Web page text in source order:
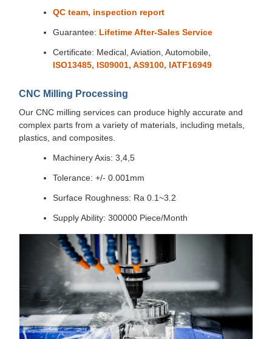
QC team, inspection report
Guarantee: Lifetime After-Sales Service
Certificate: Medical, Aviation, Automobile,
ISO13485, IS09001, AS9100, IATF16949
CNC Milling Processing
Our CNC milling services can produce highly accurate and
complex parts from a variety of materials, including metals,
plastics, and composites.
Machinery Axis: 3,4,5
Tolerance: +/- 0.001mm
Surface Roughness: Ra 0.1~3.2
Supply Ability: 300000 Piece/Month